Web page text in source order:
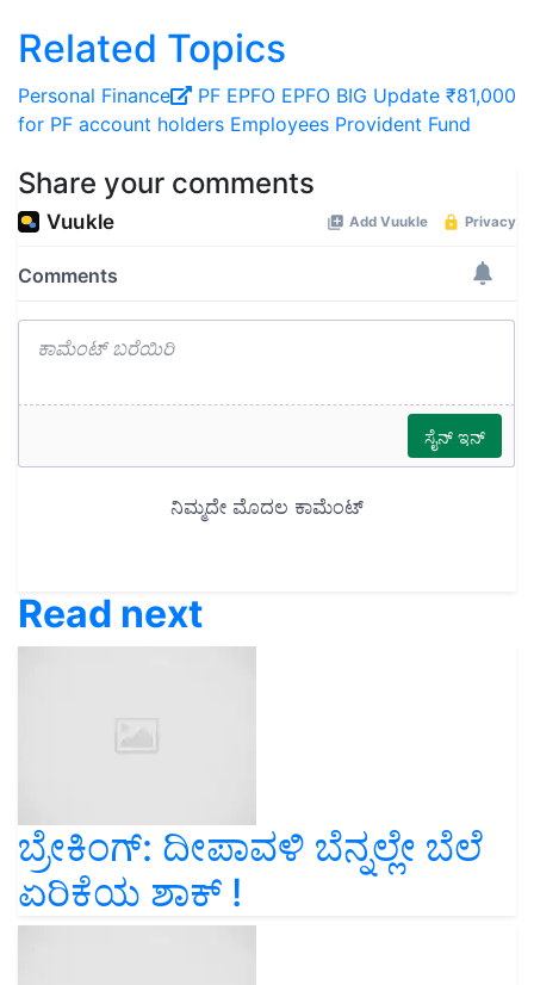
Related Topics
Personal Finance PF EPFO EPFO BIG Update ₹81,000
for PF account holders Employees Provident Fund
Share your comments
Read next
ಬ್ರೇಕಿಂಗ್‌: ದೀಪಾವಳಿ ಬೆನ್ನಲ್ಲೇ ಬೆಲೆ
ಏರಿಕೆಯ ಶಾಕ್‌ !